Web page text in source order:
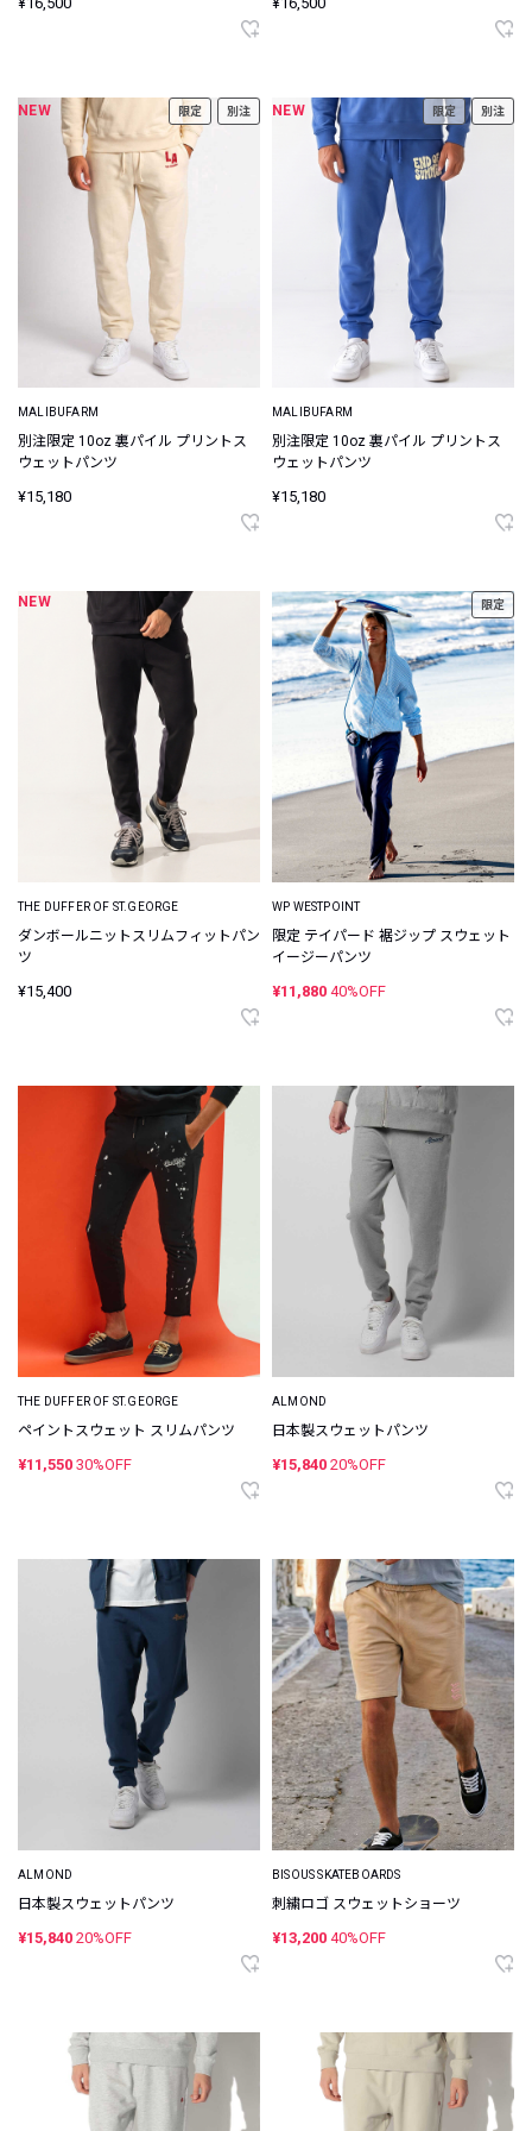
NEW 限定 別注
MALIBUFARM
別注限定 10oz 裏パイル プリントス
ウェットパンツ
¥15,180
NEW 限定 別注
MALIBUFARM
別注限定 10oz 裏パイル プリントス
ウェットパンツ
¥15,180
NEW
THE DUFFER OF ST.GEORGE
ダンボールニットスリムフィットパン
ツ
¥15,400
限定
WP WESTPOINT
限定 テイパード 裾ジップ スウェット
イージーパンツ
¥11,880 40%OFF
THE DUFFER OF ST.GEORGE
ペイントスウェット スリムパンツ
¥11,550 30%OFF
ALMOND
日本製スウェットパンツ
¥15,840 20%OFF
ALMOND
日本製スウェットパンツ
¥15,840 20%OFF
BISOUS SKATEBOARDS
刺繍ロゴ スウェットショーツ
¥13,200 40%OFF